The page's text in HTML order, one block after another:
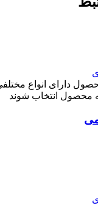
دارای انواع
انتخاب شوند